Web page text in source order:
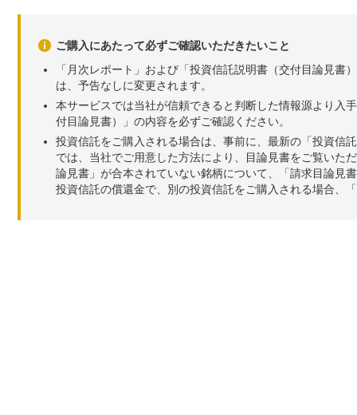
ご購入にあたって必ずご確認いただきたいこと
「月次レポート」および「投資信託説明書（交付目論見
は、予告なしに変更されます。
本サービスでは当社が信頼できると判断した情報源より入
付目論見書）」の内容を必ずご確認ください。
投資信託をご購入される場合は、事前に、最新の「投資信
では、当社でご用意した方法により、目論見書をご覧いた
論見書」が合本されていない銘柄について、「請求目論見
投資信託の償還金で、別の投資信託をご購入される場合、